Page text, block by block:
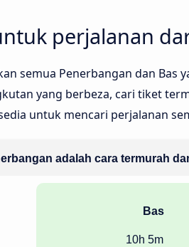
perjalanan
semua Penerbangan dan
yang berbeza, cari tiket
untuk mencari perjalanan
adalah cara termurah
Bas
10h 5m